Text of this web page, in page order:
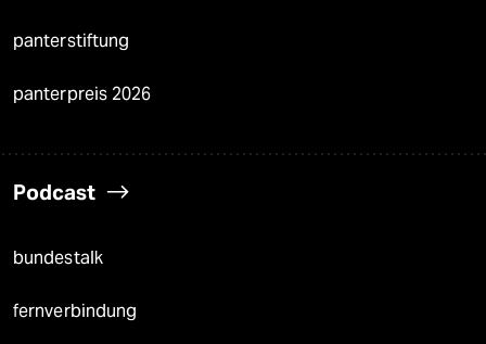
panterstiftung
panterpreis 2026
Podcast
bundestalk
fernverbindung